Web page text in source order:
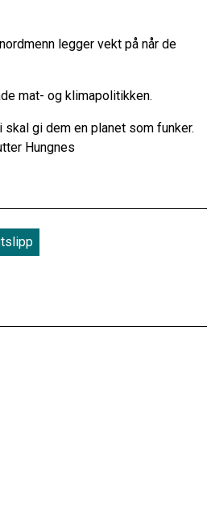
legger vekt på når de
mat- og klimapolitikken.
skal gi dem en planet som funker.
Hungnes